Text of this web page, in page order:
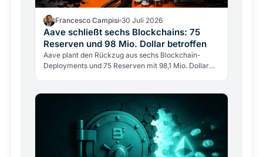
Francesco Campisi 30 Juli 2026
Aave schließt sechs Blockchains: 75
Reserven und 98 Mio. Dollar betroffen
Aave plant den Rückzug aus sechs Blockchain-
Deployments und 75 Reserven mit 98,1 Mio. Dollar